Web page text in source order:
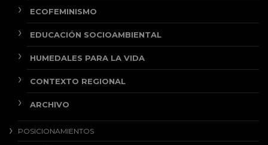
ECOFEMINISMO
EDUCACIÓN SOCIOAMBIENTAL
HUMEDALES PARA LA VIDA
CONTEXTO REGIONAL
ARCHIVO
POSICIONAMIENTOS